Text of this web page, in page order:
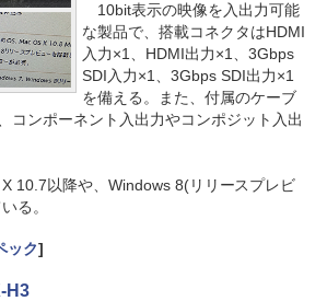
10bit表示の映像を入出力可能
な製品で、搭載コネクタはHDMI
入力×1、HDMI出力×1、3Gbps
SDI入力×1、3Gbps SDI出力×1
を備える。また、付属のケーブ
コンポーネント入出力やコンポジット入出
10.7以降や、Windows 8(リリースプレビ
る。
ック]
H3